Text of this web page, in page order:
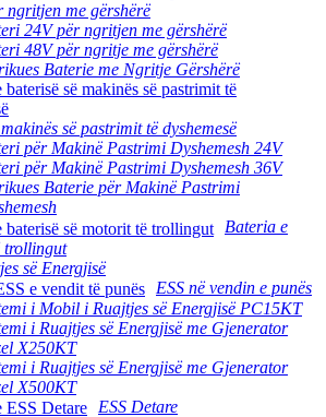
ngritjen me gërshërë
24V për ngritjen me gërshërë
48V për ngritje me gërshërë
Baterie me Ngritje Gërshërë
së pastrimit të dyshemesë
për Makinë Pastrimi Dyshemesh 24V
për Makinë Pastrimi Dyshemesh 36V
Baterie për Makinë Pastrimi
Bateria e
trollingut
së Energjisë
ESS në vendin e punës
i Mobil i Ruajtjes së Energjisë PC15KT
i Ruajtjes së Energjisë me Gjenerator
X250KT
i Ruajtjes së Energjisë me Gjenerator
X500KT
ESS Detare